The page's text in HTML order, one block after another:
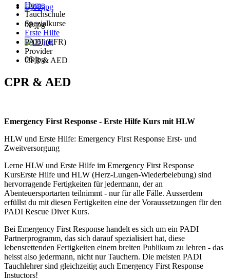
08.jpg
06.jpg
Home
Tauchschule
Spezialkurse
Erste Hilfe
PADI (EFR)
Provider
CPR & AED
CPR & AED
Emergency First Response - Erste Hilfe Kurs mit HLW
HLW und Erste Hilfe: Emergency First Response Erst- und
Zweitversorgung
Lerne HLW und Erste Hilfe im Emergency First Response
KursErste Hilfe und HLW (Herz-Lungen-Wiederbelebung) sind
hervorragende Fertigkeiten für jedermann, der an
Abenteuersportarten teilnimmt - nur für alle Fälle. Ausserdem
erfüllst du mit diesen Fertigkeiten eine der Voraussetzungen für den
PADI Rescue Diver Kurs.
Bei Emergency First Response handelt es sich um ein PADI
Partnerprogramm, das sich darauf spezialisiert hat, diese
lebensrettenden Fertigkeiten einem breiten Publikum zu lehren - das
heisst also jedermann, nicht nur Tauchern. Die meisten PADI
Tauchlehrer sind gleichzeitig auch Emergency First Response
Instuctors!